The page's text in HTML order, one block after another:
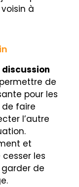
à
discussion
de
pour les
faire
l’autre
et
les
de